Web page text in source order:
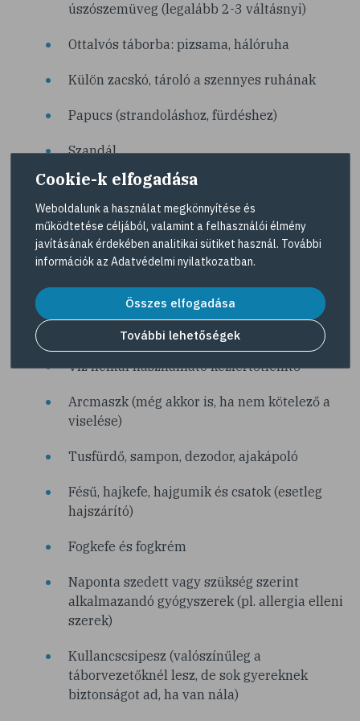
úszószemüveg (legalább 2-3 váltásnyi)
Ottalvós táborba: pizsama, hálóruha
Külön zacskó, tároló a szennyes ruhának
Papucs (strandoláshoz, fürdéshez)
Szandál
Sportcipő, túrabakancs
Törülköző (legalább 3 db, egy kisebb kéz- és
arctörléshez, egy fürdéshez, egy
strandoláshoz)
Fényvédő krém
Rovarriasztó
Víz nélkül használható kézfertőtlenítő
Arcmaszk (még akkor is, ha nem kötelező a
viselése)
Tusfürdő, sampon, dezodor, ajakápoló
Fésű, hajkefe, hajgumik és csatok (esetleg
hajszárító)
Fogkefe és fogkrém
Naponta szedett vagy szükség szerint
alkalmazandó gyógyszerek (pl. allergia elleni
szerek)
Kullancscsipesz (valószínűleg a
táborvezetőknél lesz, de sok gyereknek
biztonságot ad, ha van nála)
Cookie-k elfogadása
Weboldalunk a használat megkönnyítése és
működtetése céljából, valamint a felhasználói élmény
javításának érdekében analitikai sütiket használ. További
információk az Adatvédelmi nyilatkozatban.
Összes elfogadása
További lehetőségek